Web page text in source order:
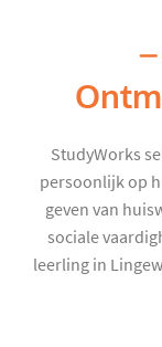
StudyWorks
persoonlijk op
geven van
sociale
leerling in